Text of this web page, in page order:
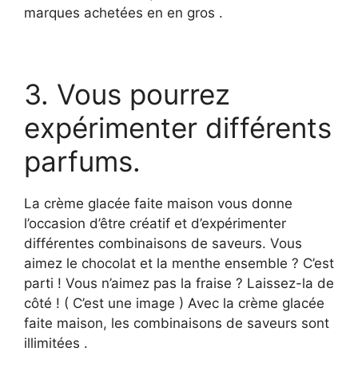
marques achetées en en gros .
3. Vous pourrez
expérimenter différents
parfums.
La crème glacée faite maison vous donne
l’occasion d’être créatif et d’expérimenter
différentes combinaisons de saveurs. Vous
aimez le chocolat et la menthe ensemble ? C’est
parti ! Vous n’aimez pas la fraise ? Laissez-la de
côté ! ( C’est une image ) Avec la crème glacée
faite maison, les combinaisons de saveurs sont
illimitées .